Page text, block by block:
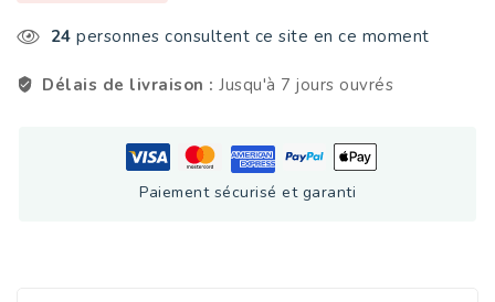
24 personnes consultent ce site en ce moment
Délais de livraison :Jusqu'à 7 jours ouvrés
Paiement sécurisé et garanti